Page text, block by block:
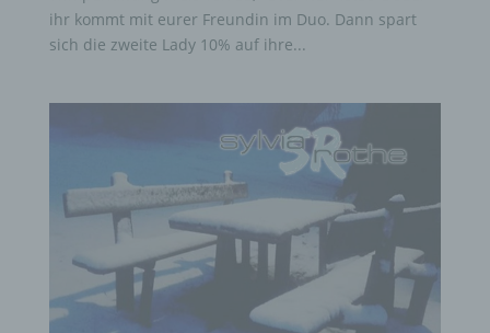
ihr kommt mit eurer Freundin im Duo. Dann spart
sich die zweite Lady 10% auf ihre...